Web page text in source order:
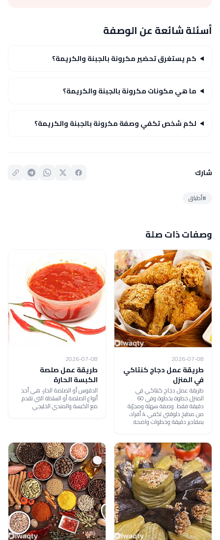
أسئلة شائعة عن الوصفة
كم يستغرق تحضير مكرونة بالجبنة والكريمة؟
ما هي مكونات مكرونة بالجبنة والكريمة؟
لكم شخص تكفي وصفة مكرونة بالجبنة والكريمة؟
شارك
#أطباق
وصفات ذات صلة
2026-07-08
طريقة عمل دجاج كنتاكي
في المنزل
طريقة عمل دجاج كنتاكي في
المنزل خطوة بخطوة وفي 60
دقيقة فقط. وصفة سهلة ومجرّبة
من مطبخ دلوقتي تكفي 4 أفراد،
بمقادير دقيقة وخطوات واضحة.
2026-07-08
طريقة عمل صلصة
الكبسة الحارة
الدقوس أو الصلصة الحار، هي أحد
أنواع الصلصة أو السلطة التي تقدم
مع الكبسة والمندي الخليجي